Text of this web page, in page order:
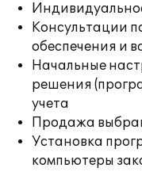
Консультации
обеспечения и
Начальные
решения
учета
Продажа
Установка
компьютеры